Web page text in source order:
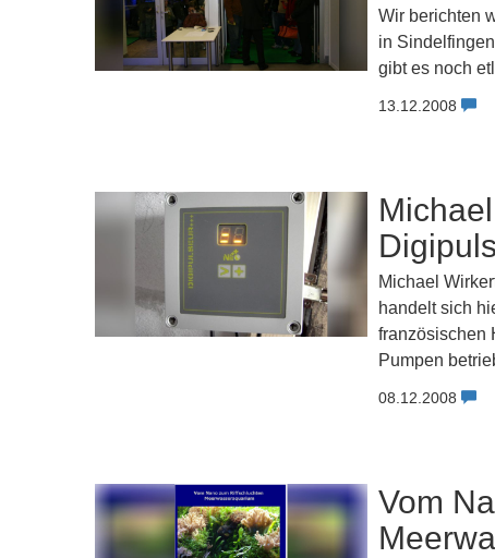
Wir berichten
in
gibt es noch
13.12.2008
Michael
handelt sich
französischen
Pumpen
08.12.2008
Vom